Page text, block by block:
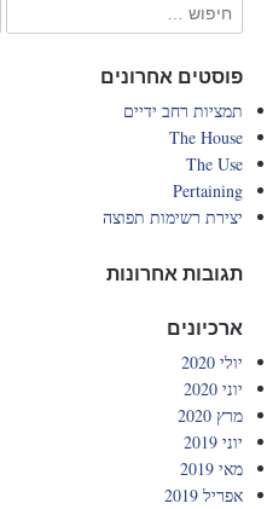
פוסטים אחרונים
תמציות רחב ידיים
The House
The Use
Pertaining
יצירת רשימות תפוצה
תגובות אחרונות
ארכיונים
יולי 2020
יוני 2020
מרץ 2020
יוני 2019
מאי 2019
אפריל 2019